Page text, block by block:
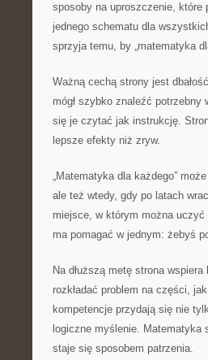
sposoby na uproszczenie, które
jednego schematu dla
sprzyja temu, by „matematyka
Ważną cechą strony jest
mógł szybko znaleźć potrzebny
się je czytać jak instrukcję.
lepsze efekty niż zryw.
„Matematyka dla każdego”
ale też wtedy, gdy po latach
miejsce, w którym można
ma pomagać w jednym: żebyś
Na dłuższą metę strona
rozkładać problem na części,
kompetencje przydają się nie
logiczne myślenie.
staje się sposobem patrzenia.